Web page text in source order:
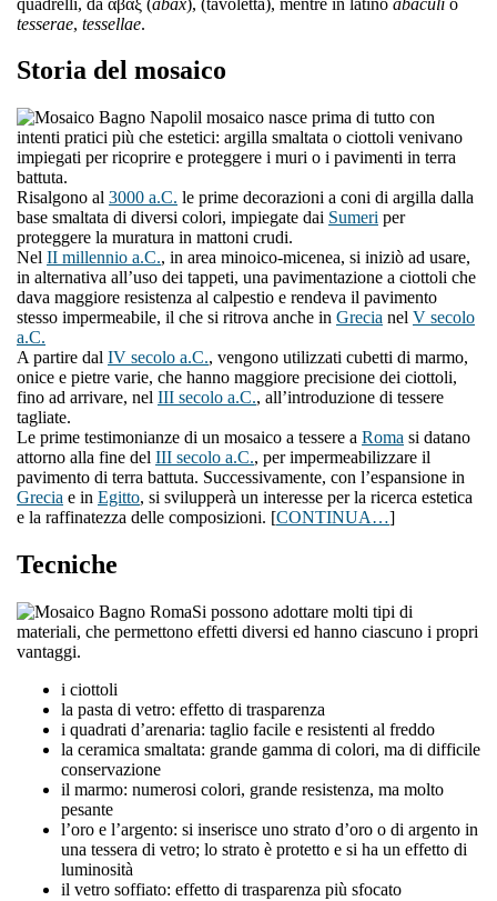
tesserae, tessellae.
Storia del mosaico
l mosaico nasce prima di tutto con
intenti pratici più che estetici: argilla smaltata o ciottoli venivano
impiegati per ricoprire e proteggere i muri o i pavimenti in terra
battuta.
Risalgono al 3000 a.C. le prime decorazioni a coni di argilla dalla
base smaltata di diversi colori, impiegate dai Sumeri per
proteggere la muratura in mattoni crudi.
Nel II millennio a.C., in area minoico-micenea, si iniziò ad usare,
in alternativa all’uso dei tappeti, una pavimentazione a ciottoli che
dava maggiore resistenza al calpestio e rendeva il pavimento
stesso impermeabile, il che si ritrova anche in Grecia nel V secolo
a.C.
A partire dal IV secolo a.C., vengono utilizzati cubetti di marmo,
onice e pietre varie, che hanno maggiore precisione dei ciottoli,
fino ad arrivare, nel III secolo a.C., all’introduzione di tessere
tagliate.
Le prime testimonianze di un mosaico a tessere a Roma si datano
attorno alla fine del III secolo a.C., per impermeabilizzare il
pavimento di terra battuta. Successivamente, con l’espansione in
Grecia e in Egitto, si svilupperà un interesse per la ricerca estetica
e la raffinatezza delle composizioni. [CONTINUA…]
Tecniche
Si possono adottare molti tipi di
materiali, che permettono effetti diversi ed hanno ciascuno i propri
vantaggi.
i ciottoli
la pasta di vetro: effetto di trasparenza
i quadrati d’arenaria: taglio facile e resistenti al freddo
la ceramica smaltata: grande gamma di colori, ma di difficile
conservazione
il marmo: numerosi colori, grande resistenza, ma molto
pesante
l’oro e l’argento: si inserisce uno strato d’oro o di argento in
una tessera di vetro; lo strato è protetto e si ha un effetto di
luminosità
il vetro soffiato: effetto di trasparenza più sfocato